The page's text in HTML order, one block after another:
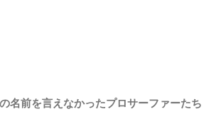
名前を言えなかったプロサーファーたち